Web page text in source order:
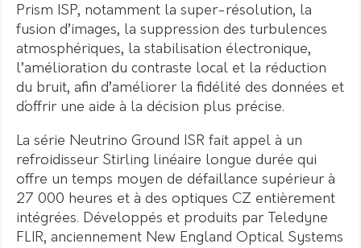
Prism ISP, notamment la super-résolution, la
fusion d’images, la suppression des turbulences
atmosphériques, la stabilisation électronique,
l’amélioration du contraste local et la réduction
du bruit, afin d’améliorer la fidélité des données et
d´offrir une aide à la décision plus précise.
La série Neutrino Ground ISR fait appel à un
refroidisseur Stirling linéaire longue durée qui
offre un temps moyen de défaillance supérieur à
27 000 heures et à des optiques CZ entièrement
intégrées. Développés et produits par Teledyne
FLIR, anciennement New England Optical Systems